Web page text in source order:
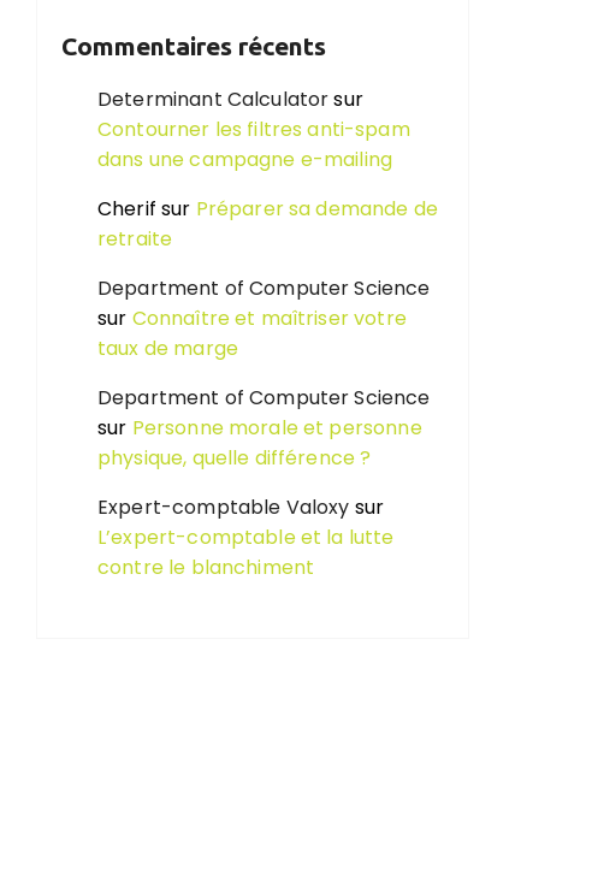
Commentaires récents
Determinant Calculatorsur
Contourner les filtres anti-spam
dans une campagne e-mailing
Cherif sur Préparer sa demande de
retraite
Department of Computer Science
sur Connaître et maîtriser votre
taux de marge
Department of Computer Science
sur Personne morale et personne
physique, quelle différence ?
Expert-comptable Valoxy sur
L’expert-comptable et la lutte
contre le blanchiment